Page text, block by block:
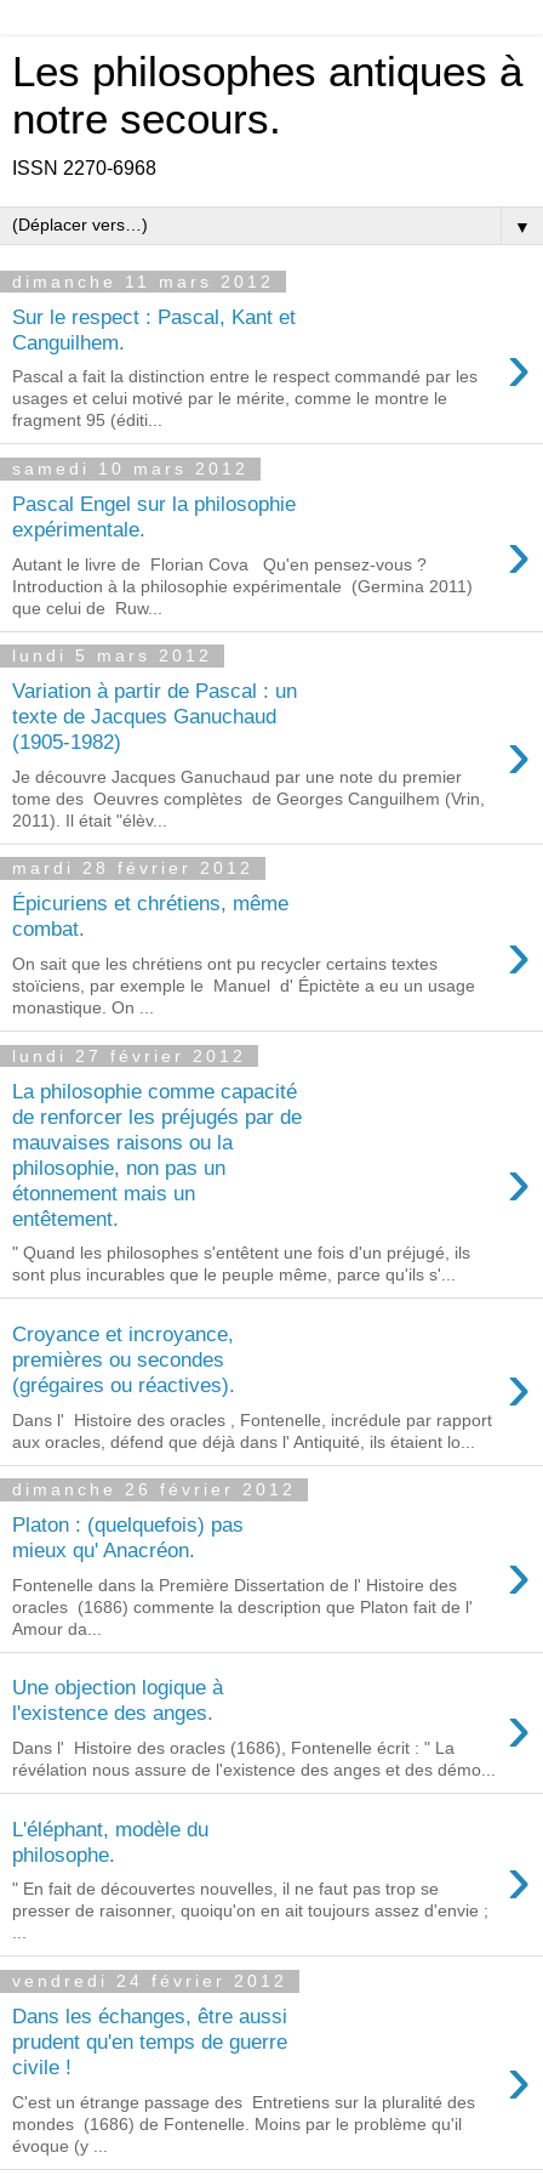
Les philosophes antiques à
notre secours.
ISSN 2270-6968
▼
dimanche 11 mars 2012
Sur le respect : Pascal, Kant et
Canguilhem.
›
Pascal a fait la distinction entre le respect commandé par les
usages et celui motivé par le mérite, comme le montre le
fragment 95 (éditi...
samedi 10 mars 2012
Pascal Engel sur la philosophie
expérimentale.
›
Autant le livre de Florian Cova Qu'en pensez-vous ?
Introduction à la philosophie expérimentale (Germina 2011)
que celui de Ruw...
lundi 5 mars 2012
Variation à partir de Pascal : un
texte de Jacques Ganuchaud
(1905-1982)
›
Je découvre Jacques Ganuchaud par une note du premier
tome des Oeuvres complètes de Georges Canguilhem (Vrin,
2011). Il était "élèv...
mardi 28 février 2012
Épicuriens et chrétiens, même
combat.
›
On sait que les chrétiens ont pu recycler certains textes
stoïciens, par exemple le Manuel d' Épictète a eu un usage
monastique. On ...
lundi 27 février 2012
La philosophie comme capacité
de renforcer les préjugés par de
mauvaises raisons ou la
philosophie, non pas un
étonnement mais un
entêtement.
›
" Quand les philosophes s'entêtent une fois d'un préjugé, ils
sont plus incurables que le peuple même, parce qu'ils s'...
Croyance et incroyance,
premières ou secondes
(grégaires ou réactives).
›
Dans l' Histoire des oracles , Fontenelle, incrédule par rapport
aux oracles, défend que déjà dans l' Antiquité, ils étaient lo...
dimanche 26 février 2012
Platon : (quelquefois) pas
mieux qu' Anacréon.
›
Fontenelle dans la Première Dissertation de l' Histoire des
oracles (1686) commente la description que Platon fait de l'
Amour da...
Une objection logique à
l'existence des anges.
›
Dans l' Histoire des oracles (1686), Fontenelle écrit : " La
révélation nous assure de l'existence des anges et des démo...
L'éléphant, modèle du
philosophe.
›
" En fait de découvertes nouvelles, il ne faut pas trop se
presser de raisonner, quoiqu'on en ait toujours assez d'envie ;
...
vendredi 24 février 2012
Dans les échanges, être aussi
prudent qu'en temps de guerre
civile !
›
C'est un étrange passage des Entretiens sur la pluralité des
mondes (1686) de Fontenelle. Moins par le problème qu'il
évoque (y ...